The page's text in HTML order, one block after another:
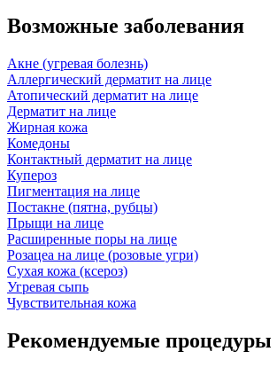
Возможные заболевания
Акне (угревая болезнь)
Аллергический дерматит на лице
Атопический дерматит на лице
Дерматит на лице
Жирная кожа
Комедоны
Контактный дерматит на лице
Купероз
Пигментация на лице
Постакне (пятна, рубцы)
Прыщи на лице
Расширенные поры на лице
Розацеа на лице (розовые угри)
Сухая кожа (ксероз)
Угревая сыпь
Чувствительная кожа
Рекомендуемые процедуры